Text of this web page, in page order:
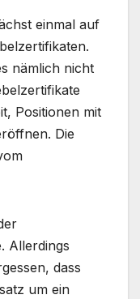
einmal auf
nämlich nicht
Positionen mit
Die
Allerdings
dass
um ein